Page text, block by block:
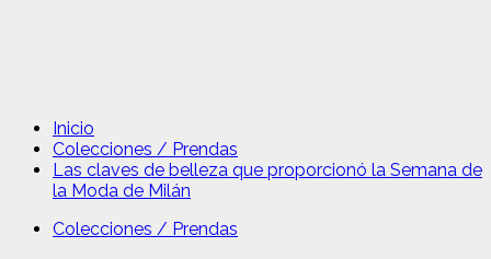
Inicio
Colecciones / Prendas
Las claves de belleza que proporcionó la Semana de
la Moda de Milán
Colecciones / Prendas